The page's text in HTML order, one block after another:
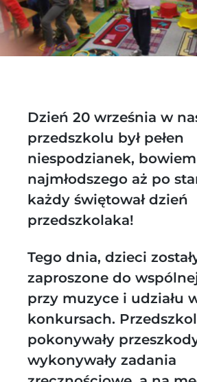
Dzień 20 września w
przedszkolu był pełen
niespodzianek,
najmłodszego aż po
każdy świętował dzień
przedszkolaka!
Tego dnia, dzieci
zaproszone do
przy muzyce i udziału
konkursach.
pokonywały
wykonywały zadania